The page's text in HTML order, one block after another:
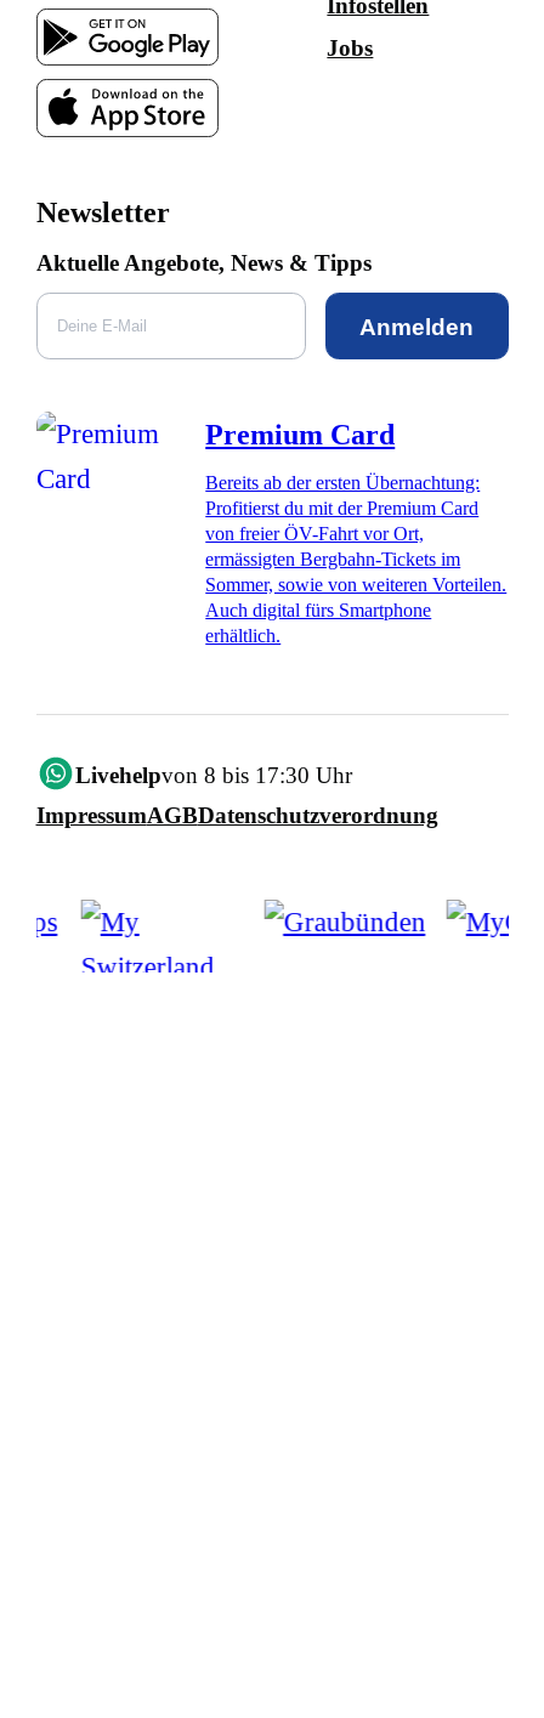
Infostellen
Jobs
Newsletter
Aktuelle Angebote, News & Tipps
Anmelden
Premium Card
Bereits ab der ersten Übernachtung:
Profitierst du mit der Premium Card
von freier ÖV-Fahrt vor Ort,
ermässigten Bergbahn-Tickets im
Sommer, sowie von weiteren Vorteilen.
Auch digital fürs Smartphone
erhältlich.
Livehelpvon 8 bis 17:30 Uhr
ImpressumAGBDatenschutzverordnung